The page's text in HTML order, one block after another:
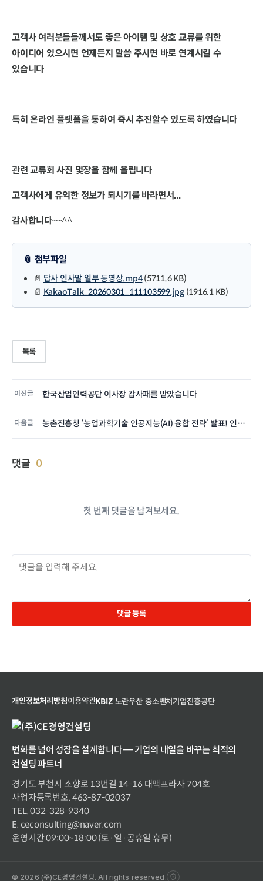
고객사 여러분들들께서도 좋은 아이템 및 상호 교류를 위한
아이디어 있으시면 언제든지 말씀 주시면 바로 연계시킬 수
있습니다
특히 온라인 플롓폼을 통하여 즉시 추진할수 있도록 하였습니다
관련 교류회 사진 몇장을 함께 올립니다
고객사에게 유익한 정보가 되시기를 바라면서...
감사합니다~~^^
📎 첨부파일
📄 답사 인사말 일부 동영상.mp4(5711.6 KB)
📄 KakaoTalk_20260301_111103599.jpg(1916.1 KB)
목록
이전글 한국산업인력공단 이사장 감사패를 받았습니다
다음글 농촌진흥청 ‘농업과학기술 인공지능(AI) 융합 전략’ 발표! 인공지능(A…
댓글 0
첫 번째 댓글을 남겨보세요.
댓글 등록
개인정보처리방침이용약관KBIZ 노란우산 중소벤처기업진흥공단
변화를 넘어 성장을 설계합니다 — 기업의 내일을 바꾸는 최적의
컨설팅 파트너
경기도 부천시 소향로 13번길 14-16 대맥프라자 704호
사업자등록번호. 463-87-02037
TEL. 032-328-9340
E. ceconsulting@naver.com
운영시간 09:00~18:00 (토·일·공휴일 휴무)
© 2026 (주)CE경영컨설팅. All rights reserved.